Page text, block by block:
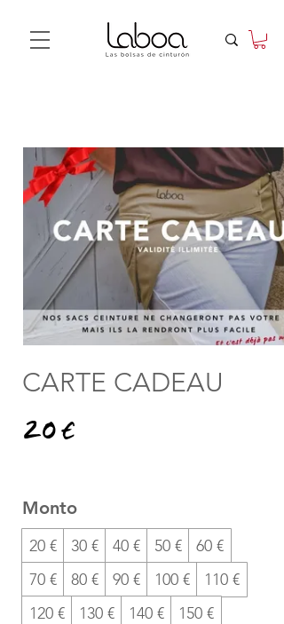
CARTE CADEAU
20 €
Monto
20 € 30 € 40 € 50 €
60 €
70 €
80 € 90 € 100 €
110 €
120 €
130 € 140 €
150 €